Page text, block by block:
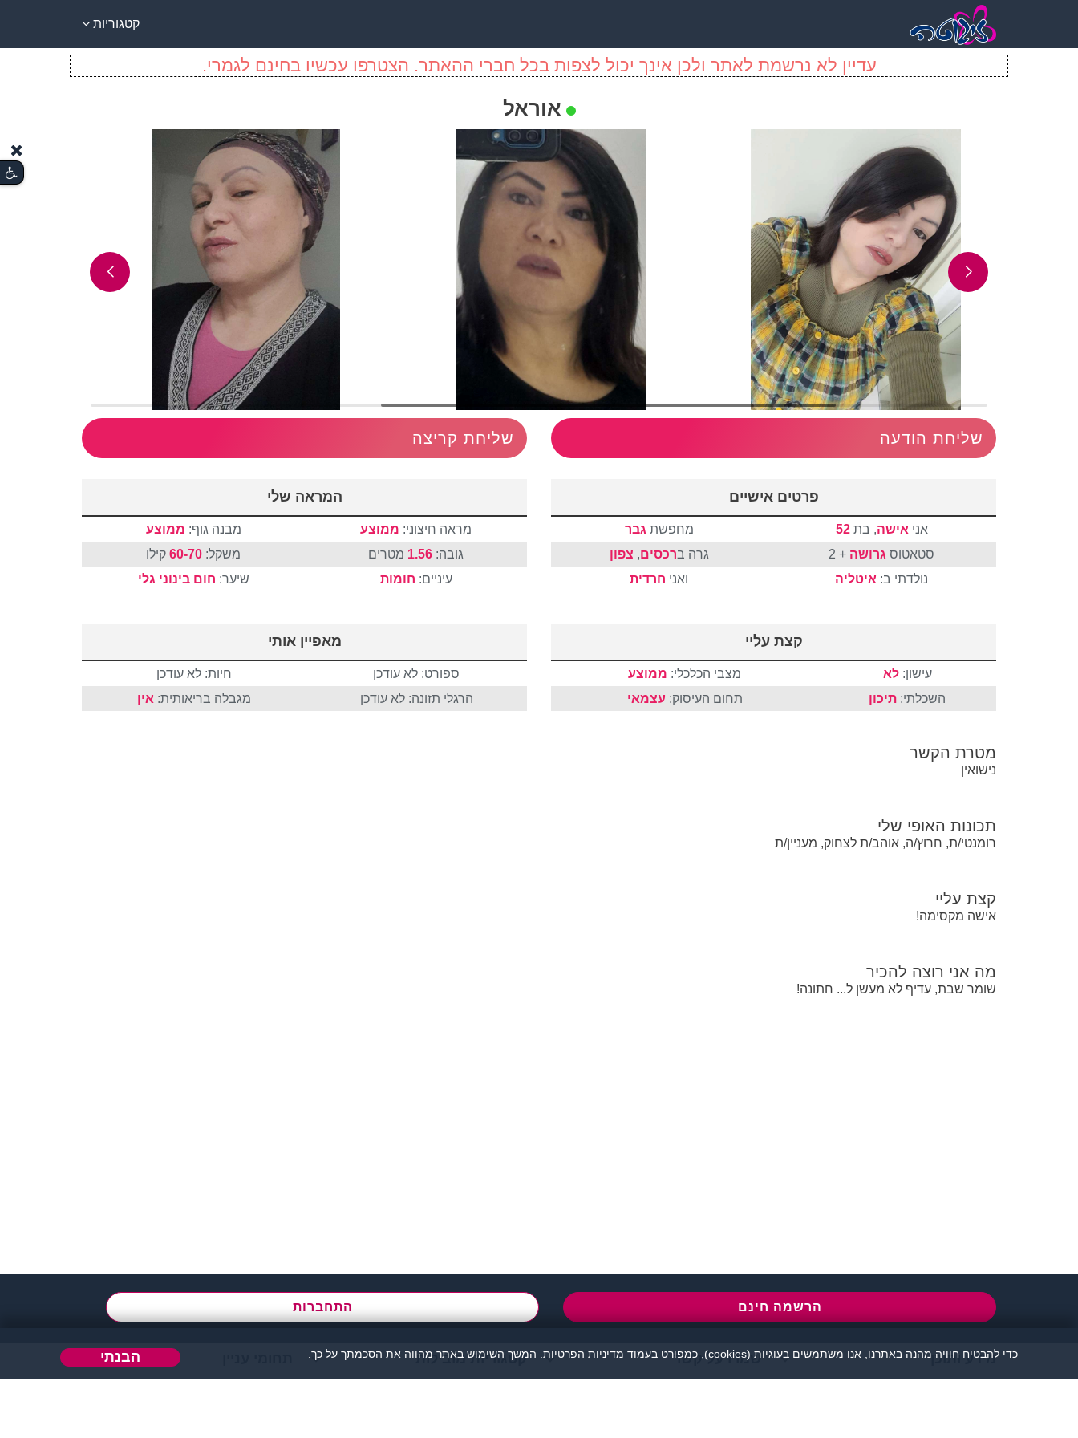
קטגוריות
עדיין לא נרשמת לאתר ולכן אינך יכול לצפות בכל חברי ההאתר. הצטרפו עכשיו בחינם לגמרי.
אוראל
שליחת הודעה שליחת קריצה
פרטים אישיים
אני אישה, בת52 מחפשת גבר
סטאטוס גרושה + 2 גרה ברכסים, צפון
נולדתי ב: איטליה ואני חרדית
המראה שלי
מראה חיצוני: ממוצע מבנה גוף: ממוצע
גובה: 1.56 מטרים משקל: 60-70 קילו
עיניים: חומות שיער: חום בינוני גלי
קצת עליי
עישון:לא מצבי הכלכלי: ממוצע
השכלתי: תיכון תחום העיסוק: עצמאי
מאפיין אותי
ספורט: לא עודכן
חיות: לא עודכן
הרגלי תזונה: לא עודכן
מגבלה בריאותית: אין
מטרת הקשר
נישואין
תכונות האופי שלי
רומנטי/ת, חרוץ/ה, אוהב/ת לצחוק, מעניין/ת
קצת עליי
אישה מקסימה!
מה אני רוצה להכיר
שומר שבת, עדיף לא מעשן ל... חתונה!
הרשמה חינם התחברות 077-5030670
מידע ותוכן שמרו על קשר קטגוריות מובילות כדי להבטיח חוויה מהנה באתרנו, אנו משתמשים בעוגיות (cookies), כמפורט בעמוד מדיניות הפרטיות . המשך השימוש באתר מהווה את הסכמתך על כך. הבנתי